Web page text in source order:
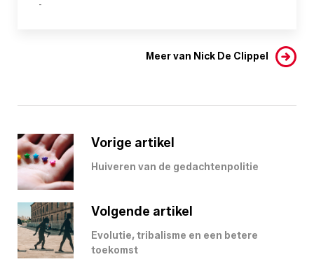
-
Meer van Nick De Clippel
Vorige artikel
Huiveren van de gedachtenpolitie
Volgende artikel
Evolutie, tribalisme en een betere
toekomst